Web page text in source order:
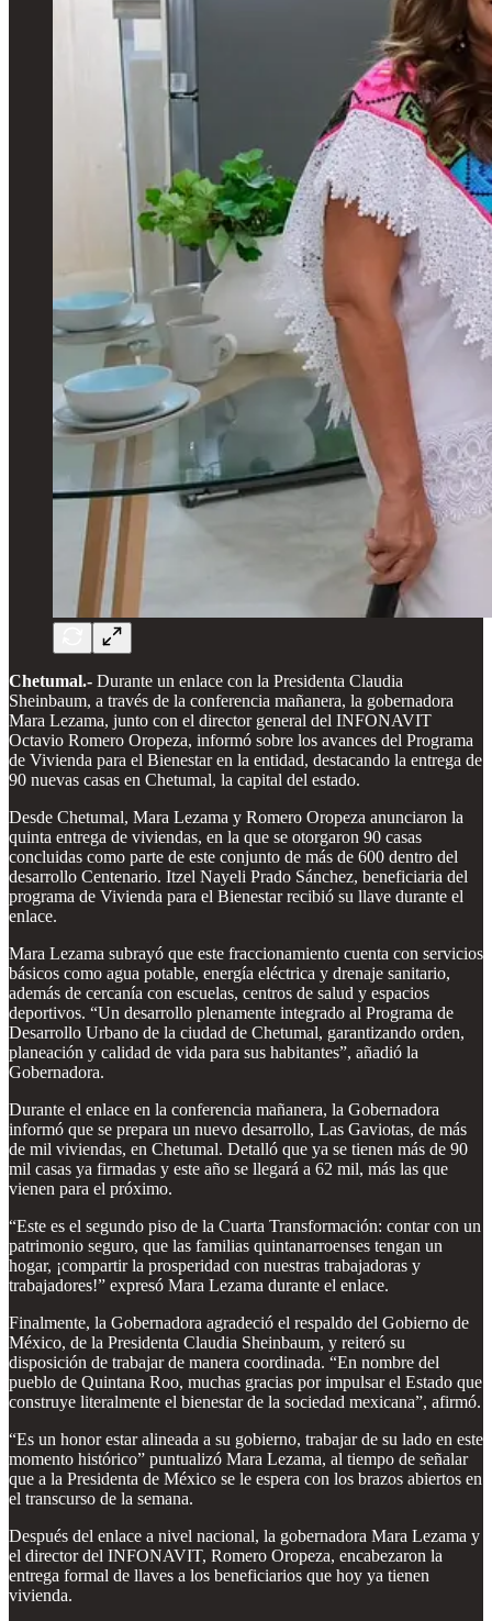
Chetumal.- Durante un enlace con la Presidenta Claudia
Sheinbaum, a través de la conferencia mañanera, la gobernadora
Mara Lezama, junto con el director general del INFONAVIT
Octavio Romero Oropeza, informó sobre los avances del Programa
de Vivienda para el Bienestar en la entidad, destacando la entrega de
90 nuevas casas en Chetumal, la capital del estado.
Desde Chetumal, Mara Lezama y Romero Oropeza anunciaron la
quinta entrega de viviendas, en la que se otorgaron 90 casas
concluidas como parte de este conjunto de más de 600 dentro del
desarrollo Centenario. Itzel Nayeli Prado Sánchez, beneficiaria del
programa de Vivienda para el Bienestar recibió su llave durante el
enlace.
Mara Lezama subrayó que este fraccionamiento cuenta con servicios
básicos como agua potable, energía eléctrica y drenaje sanitario,
además de cercanía con escuelas, centros de salud y espacios
deportivos. “Un desarrollo plenamente integrado al Programa de
Desarrollo Urbano de la ciudad de Chetumal, garantizando orden,
planeación y calidad de vida para sus habitantes”, añadió la
Gobernadora.
Durante el enlace en la conferencia mañanera, la Gobernadora
informó que se prepara un nuevo desarrollo, Las Gaviotas, de más
de mil viviendas, en Chetumal. Detalló que ya se tienen más de 90
mil casas ya firmadas y este año se llegará a 62 mil, más las que
vienen para el próximo.
“Este es el segundo piso de la Cuarta Transformación: contar con un
patrimonio seguro, que las familias quintanarroenses tengan un
hogar, ¡compartir la prosperidad con nuestras trabajadoras y
trabajadores!” expresó Mara Lezama durante el enlace.
Finalmente, la Gobernadora agradeció el respaldo del Gobierno de
México, de la Presidenta Claudia Sheinbaum, y reiteró su
disposición de trabajar de manera coordinada. “En nombre del
pueblo de Quintana Roo, muchas gracias por impulsar el Estado que
construye literalmente el bienestar de la sociedad mexicana”, afirmó.
“Es un honor estar alineada a su gobierno, trabajar de su lado en este
momento histórico” puntualizó Mara Lezama, al tiempo de señalar
que a la Presidenta de México se le espera con los brazos abiertos en
el transcurso de la semana.
Después del enlace a nivel nacional, la gobernadora Mara Lezama y
el director del INFONAVIT, Romero Oropeza, encabezaron la
entrega formal de llaves a los beneficiarios que hoy ya tienen
vivienda.